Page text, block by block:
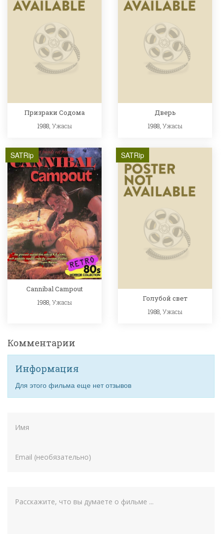
Призраки Содома
1988, Ужасы
Дверь
1988,Ужасы
SATRip
Cannibal Campout
1988, Ужасы
SATRip
Голубой свет
1988,Ужасы
Комментарии
Информация
Для этого фильма еще нет отзывов